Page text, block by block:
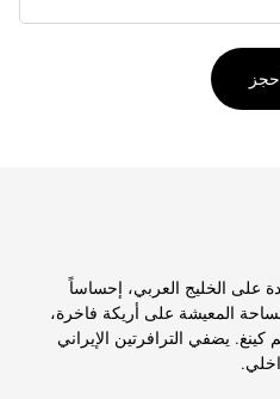
على الخليج العربي، إحساساً
المعيشة على أريكة فاخرة،
يضفي الترافرتين الإيراني